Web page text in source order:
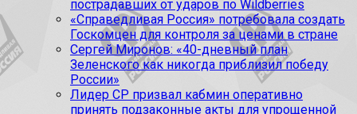
пострадавших от ударов по Wildberries
«Справедливая Россия» потребовала создать
Госкомцен для контроля за ценами в стране
Сергей Миронов: «40-дневный план
Зеленского как никогда приблизил победу
России»
Лидер СР призвал кабмин оперативно
принять подзаконные акты для упрощенной